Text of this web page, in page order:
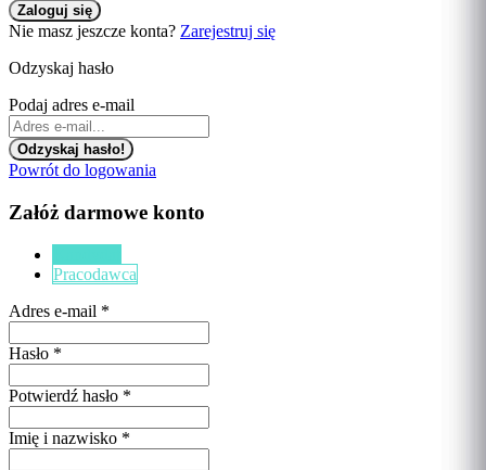
Nie masz jeszcze konta? Zarejestruj się
Odzyskaj hasło
Podaj adres e-mail
Powrót do logowania
Załóż darmowe konto
Pracodawca
Adres e-mail *
Hasło *
Potwierdź hasło *
Imię i nazwisko *